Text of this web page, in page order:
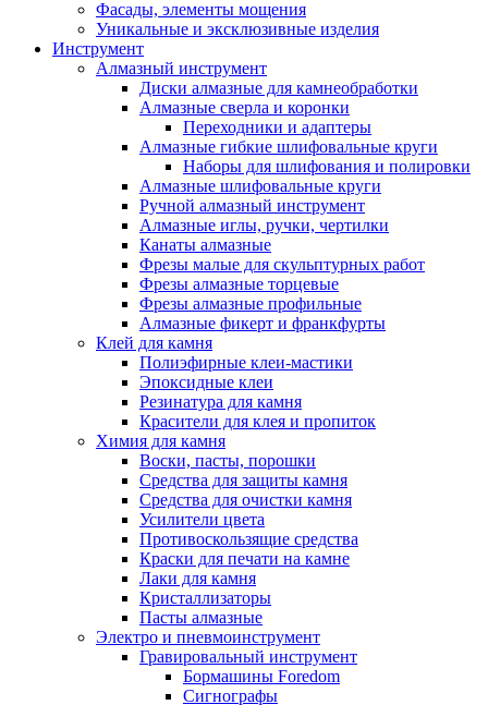
Фасады, элементы мощения
Уникальные и эксклюзивные изделия
Инструмент
Алмазный инструмент
Диски алмазные для камнеобработки
Алмазные сверла и коронки
Переходники и адаптеры
Алмазные гибкие шлифовальные круги
Наборы для шлифования и полировки
Алмазные шлифовальные круги
Ручной алмазный инструмент
Алмазные иглы, ручки, чертилки
Канаты алмазные
Фрезы малые для скульптурных работ
Фрезы алмазные торцевые
Фрезы алмазные профильные
Алмазные фикерт и франкфурты
Клей для камня
Полиэфирные клеи-мастики
Эпоксидные клеи
Резинатура для камня
Красители для клея и пропиток
Химия для камня
Воски, пасты, порошки
Средства для защиты камня
Средства для очистки камня
Усилители цвета
Противоскользящие средства
Краски для печати на камне
Лаки для камня
Кристаллизаторы
Пасты алмазные
Электро и пневмоинструмент
Гравировальный инструмент
Бормашины Foredom
Сигнографы